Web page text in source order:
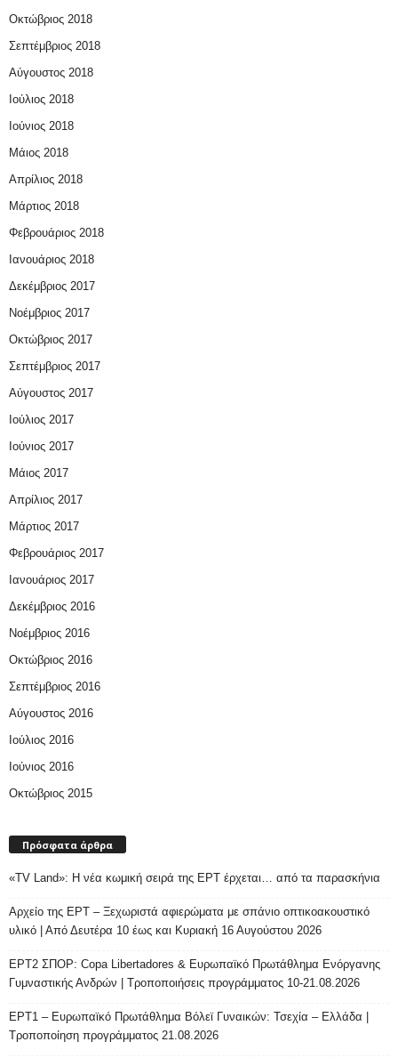
Οκτώβριος 2018
Σεπτέμβριος 2018
Αύγουστος 2018
Ιούλιος 2018
Ιούνιος 2018
Μάιος 2018
Απρίλιος 2018
Μάρτιος 2018
Φεβρουάριος 2018
Ιανουάριος 2018
Δεκέμβριος 2017
Νοέμβριος 2017
Οκτώβριος 2017
Σεπτέμβριος 2017
Αύγουστος 2017
Ιούλιος 2017
Ιούνιος 2017
Μάιος 2017
Απρίλιος 2017
Μάρτιος 2017
Φεβρουάριος 2017
Ιανουάριος 2017
Δεκέμβριος 2016
Νοέμβριος 2016
Οκτώβριος 2016
Σεπτέμβριος 2016
Αύγουστος 2016
Ιούλιος 2016
Ιούνιος 2016
Οκτώβριος 2015
Πρόσφατα άρθρα
«TV Land»: Η νέα κωμική σειρά της ΕΡΤ έρχεται… από τα παρασκήνια
Αρχείο της ΕΡΤ – Ξεχωριστά αφιερώματα με σπάνιο οπτικοακουστικό
υλικό | Από Δευτέρα 10 έως και Κυριακή 16 Αυγούστου 2026
ΕΡΤ2 ΣΠΟΡ: Copa Libertadores & Ευρωπαϊκό Πρωτάθλημα Ενόργανης
Γυμναστικής Ανδρών | Τροποποιήσεις προγράμματος 10-21.08.2026
ΕΡΤ1 – Ευρωπαϊκό Πρωτάθλημα Βόλεϊ Γυναικών: Τσεχία – Ελλάδα |
Τροποποίηση προγράμματος 21.08.2026